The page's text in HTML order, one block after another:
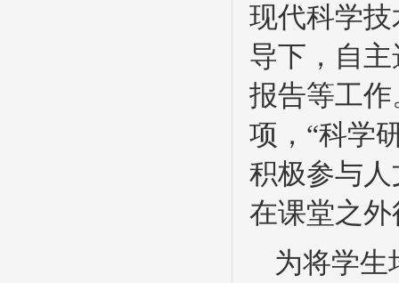
现代科学
导下，自
报告等工
项，“科学
积极参与
在课堂之
为将学生